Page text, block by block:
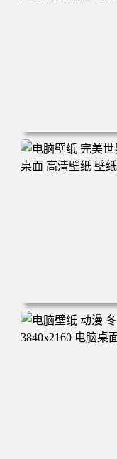
电脑壁纸 动漫 无限
鹿野师姐 电脑桌面
电脑壁纸 完美世界
高清壁纸 壁纸下载